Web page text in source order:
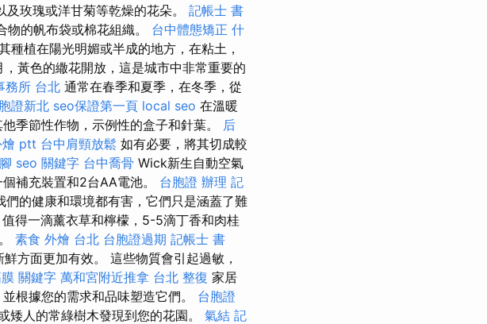
玫瑰或洋甘菊等乾燥的花朵。 記帳士 書
物的帆布袋或棉花組織。 台中體態矯正 什
植在陽光明媚或半成的地方，在粘土，
黃色的繖花開放，這是城市中非常重要的
務所 台北 通常在春季和夏季，在冬季，從
證新北 seo保證第一頁 local seo 在溫暖
季節​​性作物，示例性的盒子和針葉。 后
燴 ptt 台中肩頸放鬆 如有必要，將其切成較
seo 關鍵字 台中喬骨 Wick新生自動空氣
補充裝置和2台AA電池。 台胞證 辦理 記
們的健康和環境都有害，它們只是涵蓋了難
得一滴薰衣草和檸檬，5-5滴丁香和肉桂
素食 外燴 台北 台胞證過期 記帳士 書
方面更加有效。 這些物質會引起過敏，
關鍵字 萬和宮附近推拿 台北 整復 家居
根據您的需求和品味塑造它們。 台胞證
矮人的常綠樹木發現到您的花園。 氣結 記